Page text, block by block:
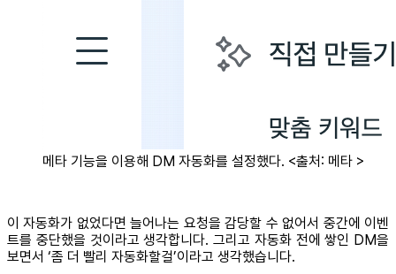
메타 기능을 이용해 DM 자동화를 설정했다. <출처: 메타 >
이 자동화가 없었다면 늘어나는 요청을 감당할 수 없어서 중간에 이벤
트를 중단했을 것이라고 생각합니다. 그리고 자동화 전에 쌓인 DM을
보면서 ‘좀 더 빨리 자동화할걸’이라고 생각했습니다.